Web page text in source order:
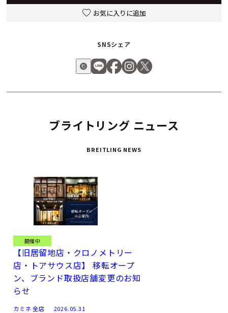
カラフルなダイヤルとラバーストラップで個性を演出
スポーツシーンでの視認性を高めつつ、ファッションアイテム
としても抜群の存在感を放ちます。
ユニセックスで楽しめるデザインは、スポーティなスタイルを
ムーブメントには、ブライトリング キャリバー32を搭載。これ
たスーパークォーツ™ムーブメントで、一般的なクォーツの約
スポーツ中の計測はもちろん、日常の時間管理にも信頼性を発
揮するプロフェッショナル仕様のクロノグラフです。
エントリーモデルでありながら、妥協なきプロフェッショナル
ブライトリング プロフェッショナル エンデュランス プロ 38
は、初めての1本としても、日常を彩るセカンドウォッチとし
ても理想的なモデル。軽量で丈夫、そして精度に優れた本格派
クロノグラフは、あなたのアクティブな毎日にしっかり寄り添
ってくれるでしょう。
ブライトリング ニュース
BREITLING NEWS
開催中
【旧居留地店・クロノメトリー
店・トアサウス店】 移転オープ
ン、ブランド取扱店舗変更のお知
らせ
カミネ 全店 2026.05.31
お気に入りに追加
SNSシェア